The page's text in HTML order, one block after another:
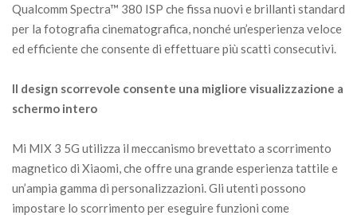
Qualcomm Spectra™ 380 ISP che fissa nuovi e brillanti standard
per la fotografia cinematografica, nonché un’esperienza veloce
ed efficiente che consente di effettuare più scatti consecutivi.
Il design scorrevole consente una migliore visualizzazione a
schermo intero
Mi MIX 3 5G utilizza il meccanismo brevettato a scorrimento
magnetico di Xiaomi, che offre una grande esperienza tattile e
un’ampia gamma di personalizzazioni. Gli utenti possono
impostare lo scorrimento per eseguire funzioni come